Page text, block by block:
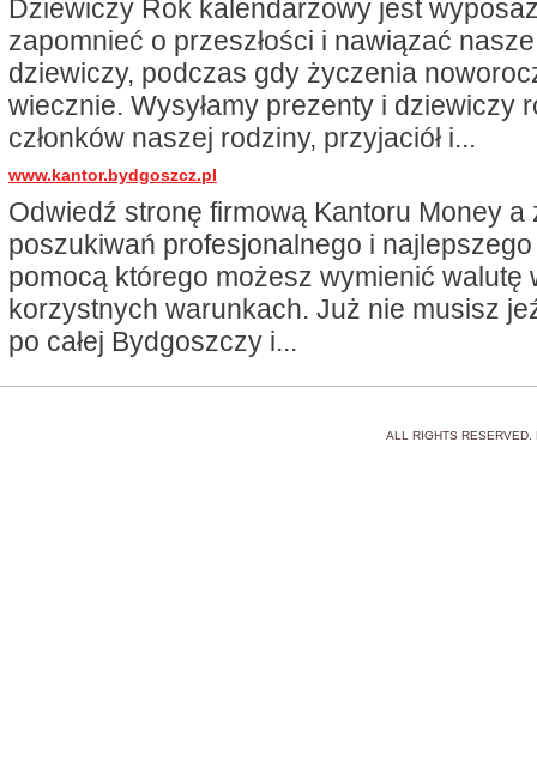
Dziewiczy Rok kalendarzowy jest
zapomnieć o przeszłości i nawiązać
dziewiczy, podczas gdy życzenia
wiecznie. Wysyłamy prezenty i dziewiczy
członków naszej rodziny, przyjaciół i...
www.kantor.bydgoszcz.pl
Odwiedź stronę firmową Kantoru Money
poszukiwań profesjonalnego i
pomocą którego możesz wymienić walutę
korzystnych warunkach. Już nie musisz
po całej Bydgoszczy i...
ALL RIGHTS RESERVED.